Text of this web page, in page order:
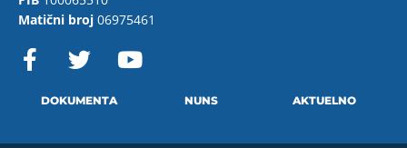
Matični broj 06975461
F
a w
t
o
DOKUMENTA NUNS AKTUELNO